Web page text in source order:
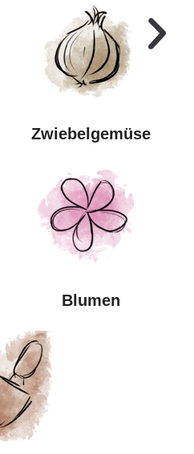
Zwiebelgemüse
Blumen